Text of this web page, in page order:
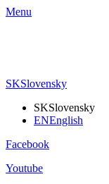
Menu
SKSlovensky
SKSlovensky
ENEnglish
Facebook
Youtube